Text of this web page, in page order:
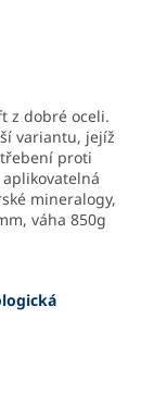
z dobré oceli.
variantu, jejíž
proti
mineralogy,
váha 850g